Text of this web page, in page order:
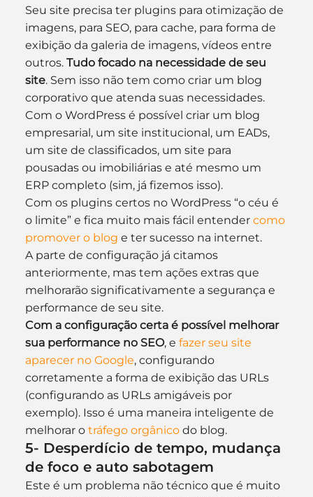
Seu site precisa ter plugins para otimização de
imagens, para SEO, para cache, para forma de
exibição da galeria de imagens, vídeos entre
outros. Tudo focado na necessidade de seu
site. Sem isso não tem como criar um blog
corporativo que atenda suas necessidades.
Com o WordPress é possível criar um blog
empresarial, um site institucional, um EADs,
um site de classificados, um site para
pousadas ou imobiliárias e até mesmo um
ERP completo (sim, já fizemos isso).
Com os plugins certos no WordPress “o céu é
o limite” e fica muito mais fácil entender como
promover o blog e ter sucesso na internet.
A parte de configuração já citamos
anteriormente, mas tem ações extras que
melhorarão significativamente a segurança e
performance de seu site.
Com a configuração certa é possível melhorar
sua performance no SEO, e fazer seu site
aparecer no Google, configurando
corretamente a forma de exibição das URLs
(configurando as URLs amigáveis por
exemplo). Isso é uma maneira inteligente de
melhorar o tráfego orgânico do blog.
5- Desperdício de tempo, mudança
de foco e auto sabotagem
Este é um problema não técnico que é muito